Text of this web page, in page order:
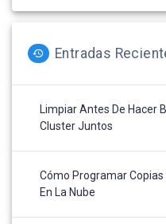
Entradas
Limpiar Antes De Hacer
Cluster Juntos
Cómo Programar
En La Nube